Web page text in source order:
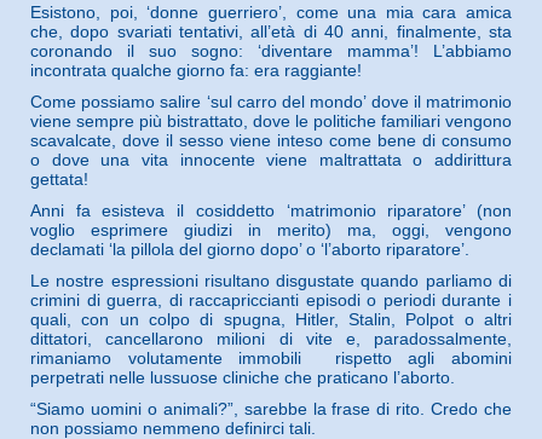
Esistono, poi, ‘donne guerriero’, come una mia cara amica
che, dopo svariati tentativi, all’età di 40 anni, finalmente, sta
coronando il suo sogno: ‘diventare mamma’! L’abbiamo
incontrata qualche giorno fa: era raggiante!
Come possiamo salire ‘sul carro del mondo’ dove il matrimonio
viene sempre più bistrattato, dove le politiche familiari vengono
scavalcate, dove il sesso viene inteso come bene di consumo
o dove una vita innocente viene maltrattata o addirittura
gettata!
Anni fa esisteva il cosiddetto ‘matrimonio riparatore’ (non
voglio esprimere giudizi in merito) ma, oggi, vengono
declamati ‘la pillola del giorno dopo’ o ‘l’aborto riparatore’.
Le nostre espressioni risultano disgustate quando parliamo di
crimini di guerra, di raccapriccianti episodi o periodi durante i
quali, con un colpo di spugna, Hitler, Stalin, Polpot o altri
dittatori, cancellarono milioni di vite e, paradossalmente,
rimaniamo volutamente immobili rispetto agli abomini
perpetrati nelle lussuose cliniche che praticano l’aborto.
“Siamo uomini o animali?”, sarebbe la frase di rito. Credo che
non possiamo nemmeno definirci tali.